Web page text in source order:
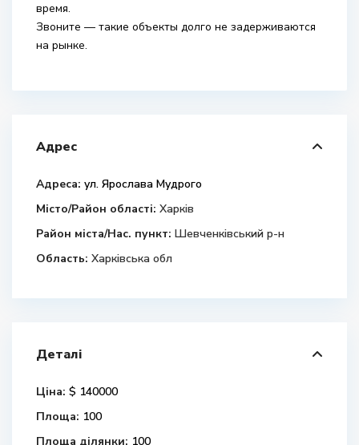
время.
Звоните — такие объекты долго не задерживаются
на рынке.
Адрес
Адреса: ул. Ярослава Мудрого
Місто/Район області: Харків
Район міста/Нас. пункт: Шевченківський р-н
Область: Харківська обл
Деталі
Ціна: $ 140000
Площа: 100
Площа ділянки: 100